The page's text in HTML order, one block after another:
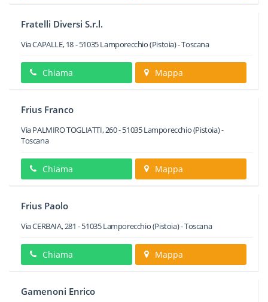
Fratelli Diversi S.r.l.
Via CAPALLE, 18-51035Lamporecchio(Pistoia) -Toscana
Chiama Mappa
Frius Franco
Via PALMIRO TOGLIATTI, 260-51035Lamporecchio(Pistoia) -
Toscana
Chiama Mappa
Frius Paolo
Via CERBAIA, 281 -51035Lamporecchio(Pistoia) -Toscana
Chiama Mappa
Gamenoni Enrico